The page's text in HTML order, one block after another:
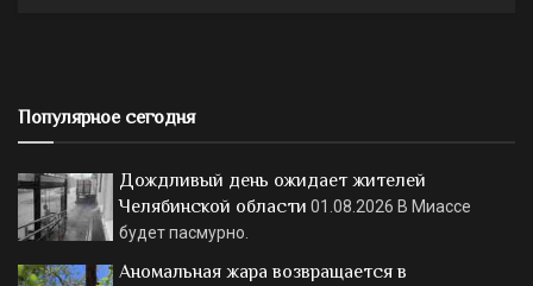
Популярное сегодня
Дождливый день ожидает жителей
Челябинской области 01.08.2026 В Миассе
будет пасмурно.
Аномальная жара возвращается в